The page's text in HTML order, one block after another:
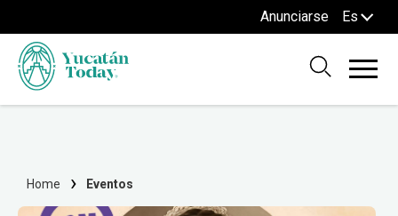
Anunciarse Es
Home Eventos